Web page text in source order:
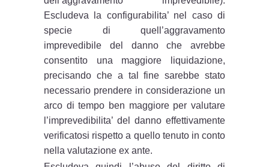
Escludeva la configurabilita’ nel caso di
specie di quell’aggravamento
imprevedibile del danno che avrebbe
consentito una maggiore liquidazione,
precisando che a tal fine sarebbe stato
necessario prendere in considerazione un
arco di tempo ben maggiore per valutare
l’imprevedibilita’ del danno effettivamente
verificatosi rispetto a quello tenuto in conto
nella valutazione ex ante.